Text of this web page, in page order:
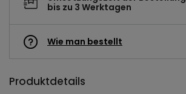
bis zu 3 Werktagen
Wie man bestellt
Produktdetails